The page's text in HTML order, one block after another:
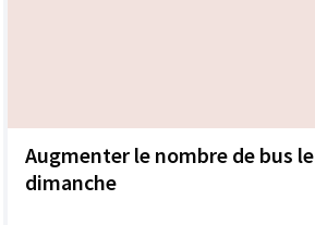
Augmenter le nombre de bus le
dimanche